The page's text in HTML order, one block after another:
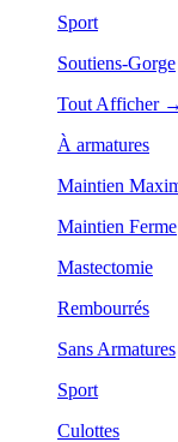
Sport
Soutiens-Gorge
Tout Afficher →
À armatures
Maintien
Maintien Ferme
Mastectomie
Rembourrés
Sans Armatures
Sport
Culottes